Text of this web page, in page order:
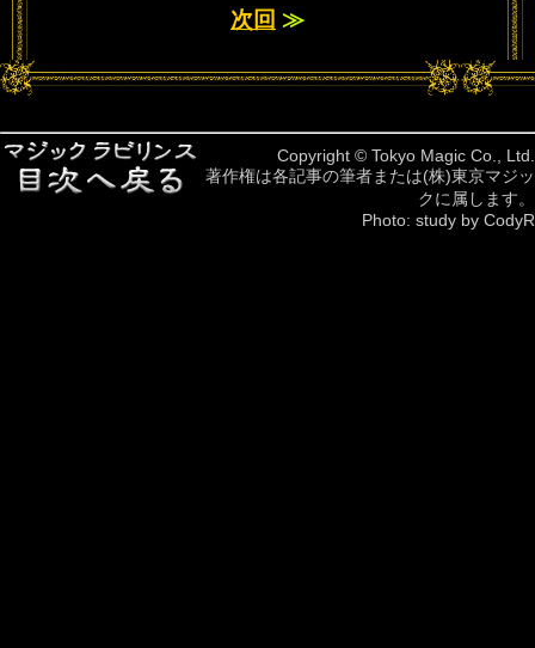
次回 ≫
Copyright © Tokyo Magic Co., Ltd.
著作権は各記事の筆者または(株)東京マジッ
クに属します。
Photo: study by CodyR